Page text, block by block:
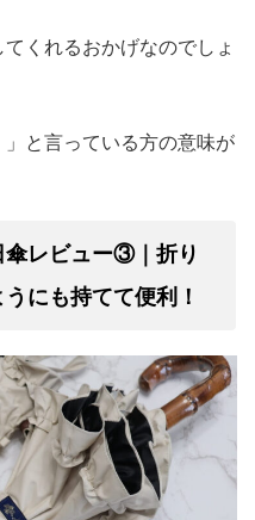
くれるおかげなのでしょ
」と言っている方の意味が
傘レビュー③｜折り
にも持てて便利！